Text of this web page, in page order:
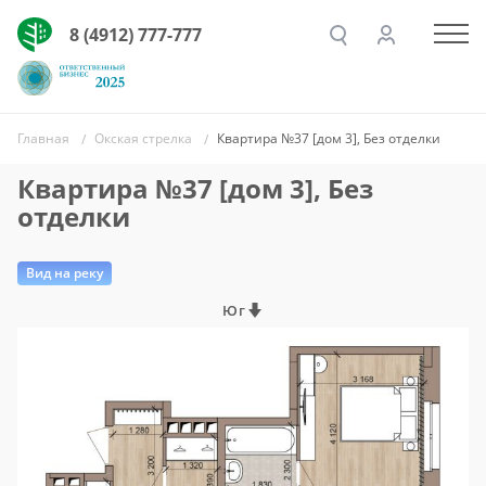
8 (4912) 777-777
Главная Окская стрелка Квартира №37 [дом 3], Без отделки
Квартира №37 [дом 3], Без
отделки
Вид на реку
Юг